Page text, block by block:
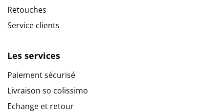
Retouches
Service clients
Les services
Paiement sécurisé
Livraison so colissimo
Echange et retour